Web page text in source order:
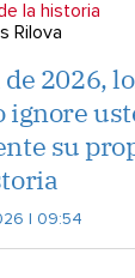
la historia
Rilova
2026,
ignore
su
| 09:54